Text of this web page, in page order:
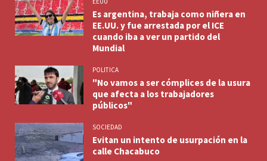
Es argentina, trabaja como niñera en
EE.UU. y fue arrestada por el ICE
cuando iba a ver un partido del
Mundial
POLITICA
"No vamos a ser cómplices de la usura
que afecta a los trabajadores
públicos"
SOCIEDAD
Evitan un intento de usurpación en la
calle Chacabuco